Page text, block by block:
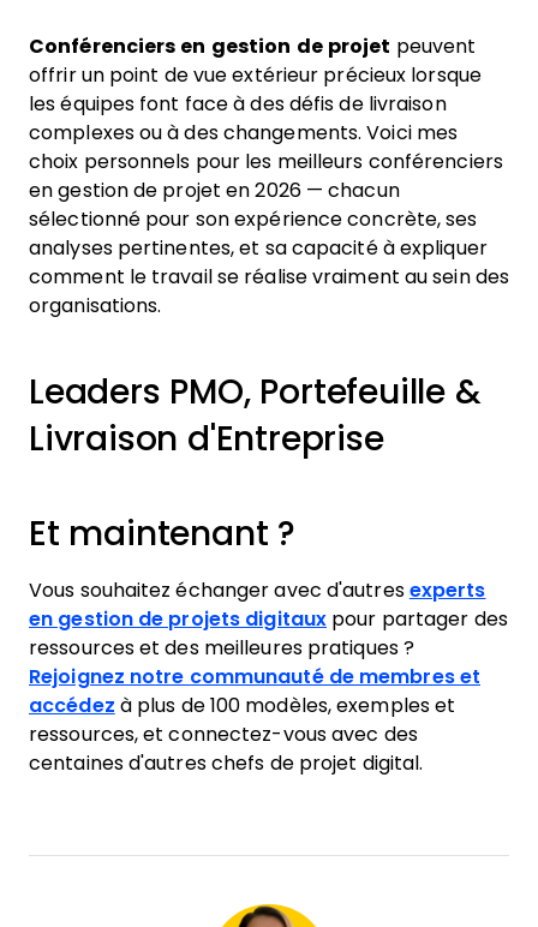
Conférenciers en gestion de projet peuvent
offrir un point de vue extérieur précieux lorsque
les équipes font face à des défis de livraison
complexes ou à des changements. Voici mes
choix personnels pour les meilleurs conférenciers
en gestion de projet en 2026 — chacun
sélectionné pour son expérience concrète, ses
analyses pertinentes, et sa capacité à expliquer
comment le travail se réalise vraiment au sein des
organisations.
Leaders PMO, Portefeuille &
Livraison d'Entreprise
Et maintenant ?
Vous souhaitez échanger avec d'autres experts
en gestion de projets digitaux pour partager des
ressources et des meilleures pratiques ?
Rejoignez notre communauté de membres et
accédez à plus de 100 modèles, exemples et
ressources, et connectez-vous avec des
centaines d'autres chefs de projet digital.